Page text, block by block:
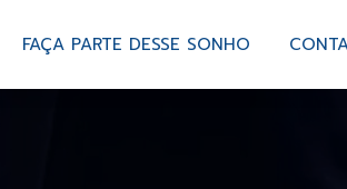
FAÇA PARTE DESSE SONHO